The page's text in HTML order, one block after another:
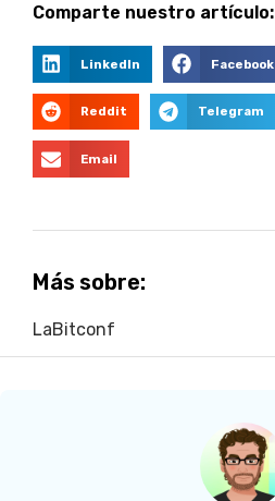
Comparte nuestro artículo:
LinkedIn Facebook
Reddit Telegram
Email
Más sobre:
LaBitconf